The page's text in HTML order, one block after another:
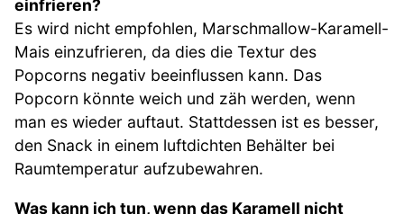
einfrieren?
Es wird nicht empfohlen, Marschmallow-Karamell-
Mais einzufrieren, da dies die Textur des
Popcorns negativ beeinflussen kann. Das
Popcorn könnte weich und zäh werden, wenn
man es wieder auftaut. Stattdessen ist es besser,
den Snack in einem luftdichten Behälter bei
Raumtemperatur aufzubewahren.
Was kann ich tun, wenn das Karamell nicht